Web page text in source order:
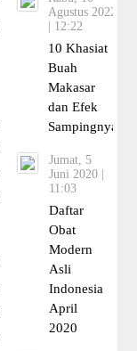
Agustus 2022
| 12:22
10 Khasiat
Buah
Makasar
dan Efek
Sampingnya
Jumat, 5
Juni 2020 |
11:03
Daftar
Obat
Modern
Asli
Indonesia
April
2020